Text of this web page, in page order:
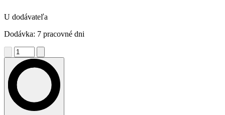
U dodávateľa
Dodávka: 7 pracovné dni